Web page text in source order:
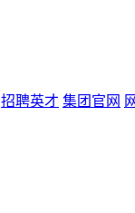
招聘英才 集团官网